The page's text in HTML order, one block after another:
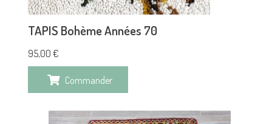
TAPIS Bohème Années 70
95,00 €
Commander